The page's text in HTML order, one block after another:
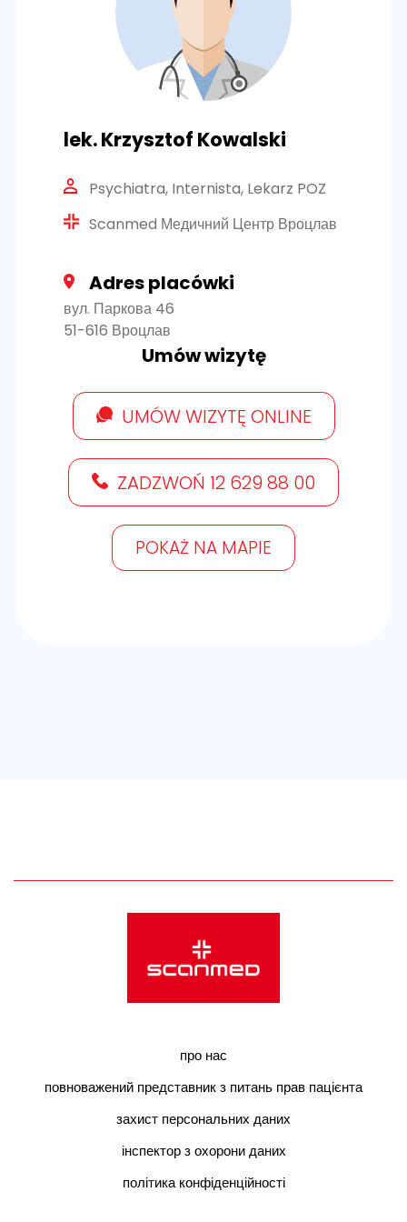
lek. Krzysztof Kowalski
Psychiatra, Internista, Lekarz POZ
Scanmed Медичний Центр Вроцлав
Adres placówki
вул. Паркова 46
51-616 Вроцлав
Umów wizytę
UMÓW WIZYTĘ ONLINE
ZADZWOŃ 12 629 88 00
POKAŻ NA MAPIE
про нас
повноважений представник з питань прав пацієнта
захист персональних даних
інспектор з охорони даних
політика конфіденційності